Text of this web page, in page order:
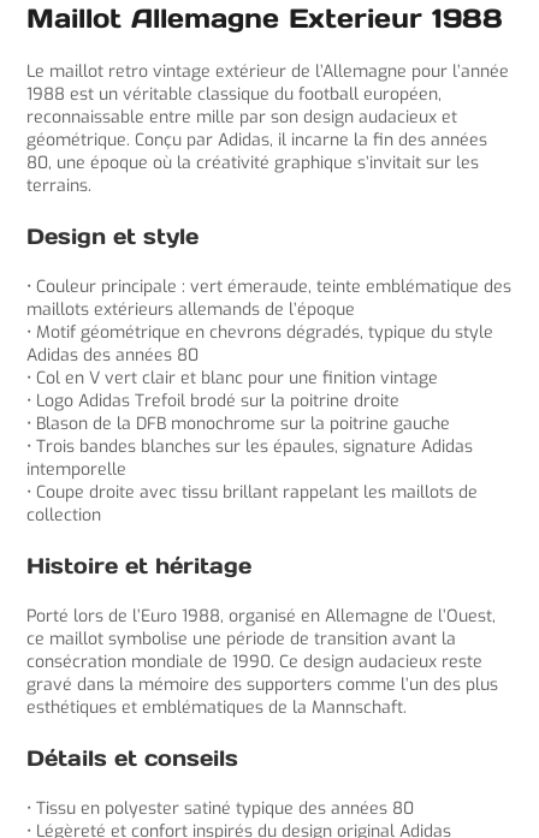
Maillot Allemagne Exterieur 1988
Le maillot retro vintage extérieur de l’Allemagne pour l’année
1988 est un véritable classique du football européen,
reconnaissable entre mille par son design audacieux et
géométrique. Conçu par Adidas, il incarne la fin des années
80, une époque où la créativité graphique s’invitait sur les
terrains.
Design et style
• Couleur principale : vert émeraude, teinte emblématique des
maillots extérieurs allemands de l’époque
• Motif géométrique en chevrons dégradés, typique du style
Adidas des années 80
• Col en V vert clair et blanc pour une finition vintage
• Logo Adidas Trefoil brodé sur la poitrine droite
• Blason de la DFB monochrome sur la poitrine gauche
• Trois bandes blanches sur les épaules, signature Adidas
intemporelle
• Coupe droite avec tissu brillant rappelant les maillots de
collection
Histoire et héritage
Porté lors de l’Euro 1988, organisé en Allemagne de l’Ouest,
ce maillot symbolise une période de transition avant la
consécration mondiale de 1990. Ce design audacieux reste
gravé dans la mémoire des supporters comme l’un des plus
esthétiques et emblématiques de la Mannschaft.
Détails et conseils
• Tissu en polyester satiné typique des années 80
• Légèreté et confort inspirés du design original Adidas